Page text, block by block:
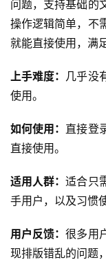
号账号就能使用。
适用人群：适合需
用户反馈：
非常方便。
4. 公众号后台
础编辑工具
位为基础的内容编